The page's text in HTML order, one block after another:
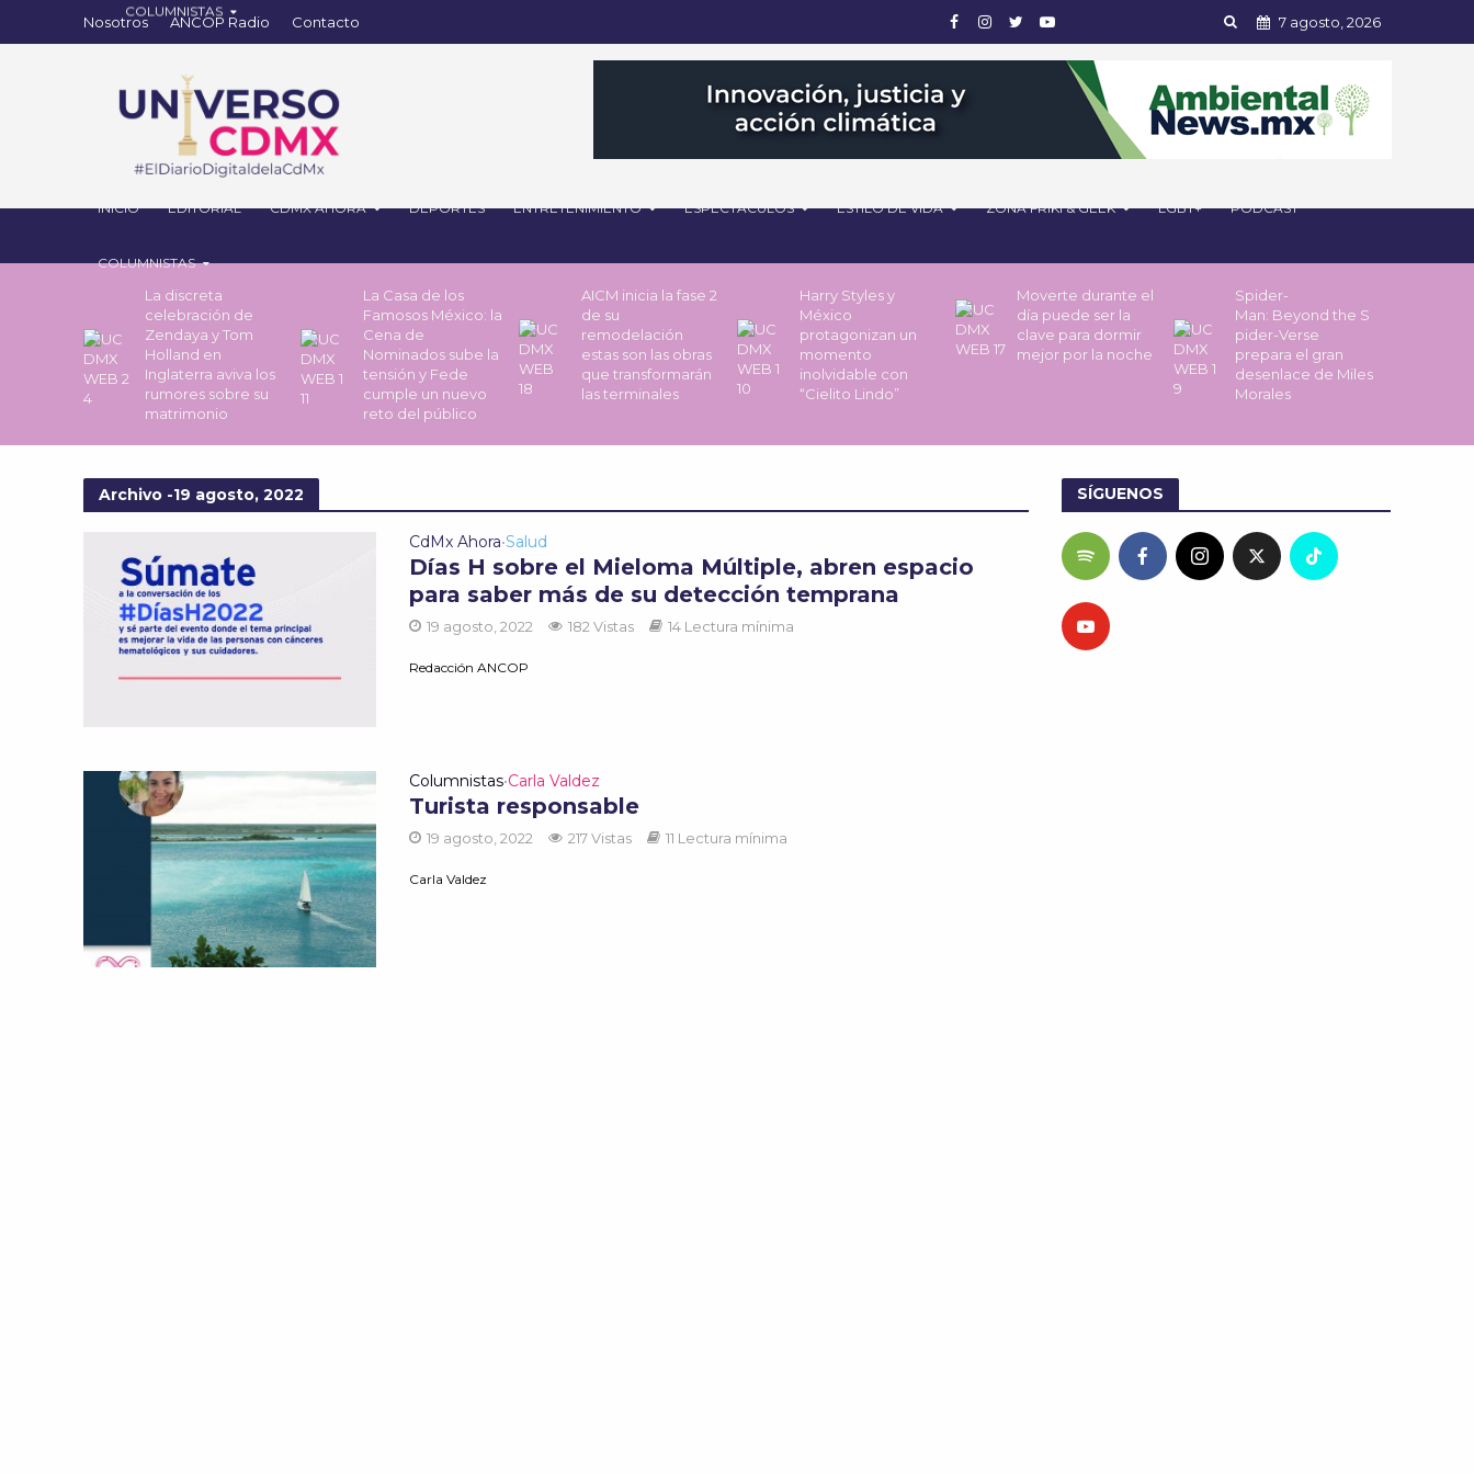
Nosotros ANCOP Radio Contacto 7 agosto, 2026
INICIO EDITORIAL CDMX AHORA DEPORTES ENTRETENIMIENTO ESPECTÁCULOS ESTILO DE VIDA ZONA FRIKI & GEEK LGBT+ PODCAST
COLUMNISTAS
La discreta
celebración de
Zendaya y Tom
Holland en
Inglaterra aviva los
rumores sobre su
matrimonio
La Casa de los
Famosos México: la
Cena de
Nominados sube la
tensión y Fede
cumple un nuevo
reto del público
AICM inicia la fase 2
de su
remodelación
estas son las obras
que transformarán
las terminales
Harry Styles y
México
protagonizan un
momento
inolvidable con
“Cielito Lindo”
Moverte durante el
día puede ser la
clave para dormir
mejor por la noche
Spider-
Man: Beyond the S
pider-Verse
prepara el gran
desenlace de Miles
Morales
Archivo -19 agosto, 2022
CdMx Ahora•Salud
Días H sobre el Mieloma Múltiple, abren espacio
para saber más de su detección temprana
19 agosto, 2022 182 Vistas 14 Lectura mínima
Redacción ANCOP
Columnistas•Carla Valdez
Turista responsable
19 agosto, 2022 217 Vistas 11 Lectura mínima
Carla Valdez
SÍGUENOS